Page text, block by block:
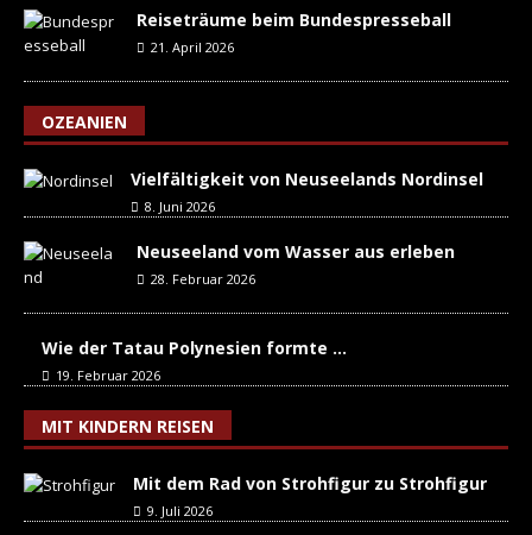
Reiseträume beim Bundespresseball
21. April 2026
OZEANIEN
Vielfältigkeit von Neuseelands Nordinsel
8. Juni 2026
Neuseeland vom Wasser aus erleben
28. Februar 2026
Wie der Tatau Polynesien formte …
19. Februar 2026
MIT KINDERN REISEN
Mit dem Rad von Strohfigur zu Strohfigur
9. Juli 2026